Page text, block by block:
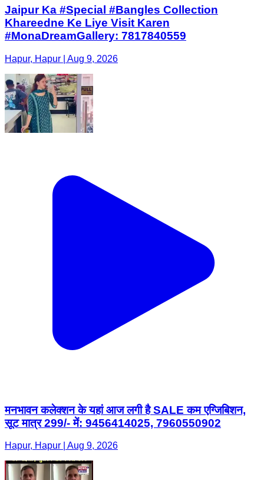
Jaipur Ka #Special #Bangles Collection
Khareedne Ke Liye Visit Karen
#MonaDreamGallery: 7817840559
Hapur, Hapur | Aug 9, 2026
मनभावन कलेक्शन के यहां आज लगी है SALE कम एग्जिबिशन,
सूट मात्र 299/- में: 9456414025, 7960550902
Hapur, Hapur | Aug 9, 2026